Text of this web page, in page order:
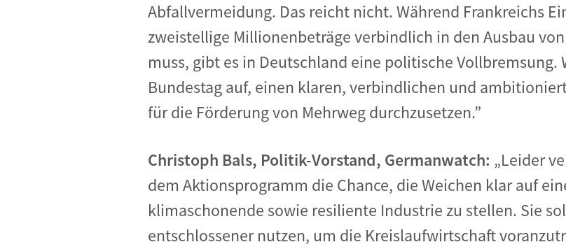
Abfallvermeidung. Das reicht nicht. Während Frankreichs
zweistellige Millionenbeträge verbindlich in den Ausbau
muss, gibt es in Deutschland eine politische Vollbremsung.
Bundestag auf, einen klaren, verbindlichen und
für die Förderung von Mehrweg durchzusetzen.”
Christoph Bals, Politik-Vorstand, Germanwatch: „Leider
dem Aktionsprogramm die Chance, die Weichen klar auf
klimaschonende sowie resiliente Industrie zu stellen. Sie
entschlossener nutzen, um die Kreislaufwirtschaft